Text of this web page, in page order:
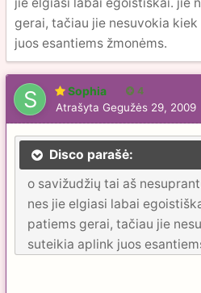
gerai, tačiau jie nesuvokia
juos esantiems žmonėms.
Sophia 4
Atrašyta Gegužės 29, 2009
Disco parašė:
o savižudžių tai aš
nes jie elgiasi labai
patiems gerai, tačiau jie
suteikia aplink juos